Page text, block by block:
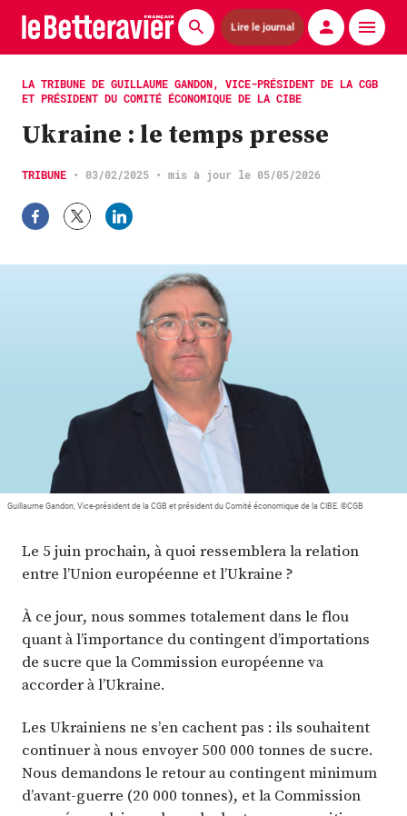
Lire le journal
Actualités
Économie
Agronomie
Matériels
Pommes de terre
Guides pratiques
Plus
Abonnez-vous
LA TRIBUNE DE GUILLAUME GANDON, VICE-PRÉSIDENT DE LA CGB
ET PRÉSIDENT DU COMITÉ ÉCONOMIQUE DE LA CIBE
Ukraine : le temps presse
TRIBUNE • 03/02/2025 • mis à jour le 05/05/2026
Guillaume Gandon, Vice-président de la CGB et président du Comité économique de la CIBE. ©CGB
Le 5 juin prochain, à quoi ressemblera la relation
entre l’Union européenne et l’Ukraine ?
À ce jour, nous sommes totalement dans le flou
quant à l’importance du contingent d’importations
de sucre que la Commission européenne va
accorder à l’Ukraine.
Les Ukrainiens ne s’en cachent pas : ils souhaitent
continuer à nous envoyer 500 000 tonnes de sucre.
Nous demandons le retour au contingent minimum
d’avant-guerre (20 000 tonnes), et la Commission